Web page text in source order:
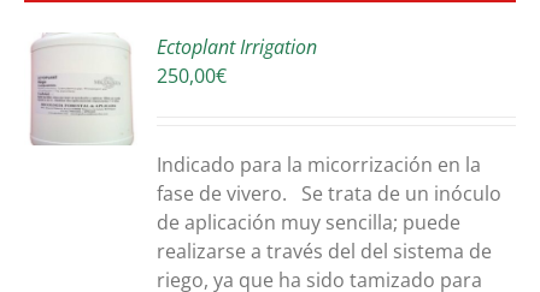
Ectoplant Irrigation
250,00€
Indicado para la micorrización en la
fase de vivero. Se trata de un inóculo
de aplicación muy sencilla; puede
realizarse a través del del sistema de
riego, ya que ha sido tamizado para